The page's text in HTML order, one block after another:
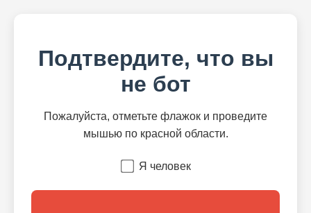
Подтвердите, что вы
не бот
Пожалуйста, отметьте флажок и проведите
мышью по красной области.
Я человек